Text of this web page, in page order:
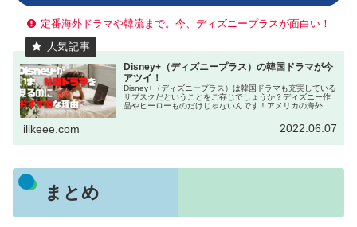
定番海外ドラマや韓流まで。今、ディズニープラスが面白い！
Disney+（ディズニープラス）の韓国ドラマが今
アツイ！
Disney+（ディズニープラス）は韓国ドラマも充実している
サブスクだということをご存じでしょうか？ディズニー作
品やヒーローものだけじゃないんです！アメリカの海外ド
Disney+の韓国ドラマがアツイ３つの理由と配信中の作品、
ilikeee.com 2022.06.07
まとめ